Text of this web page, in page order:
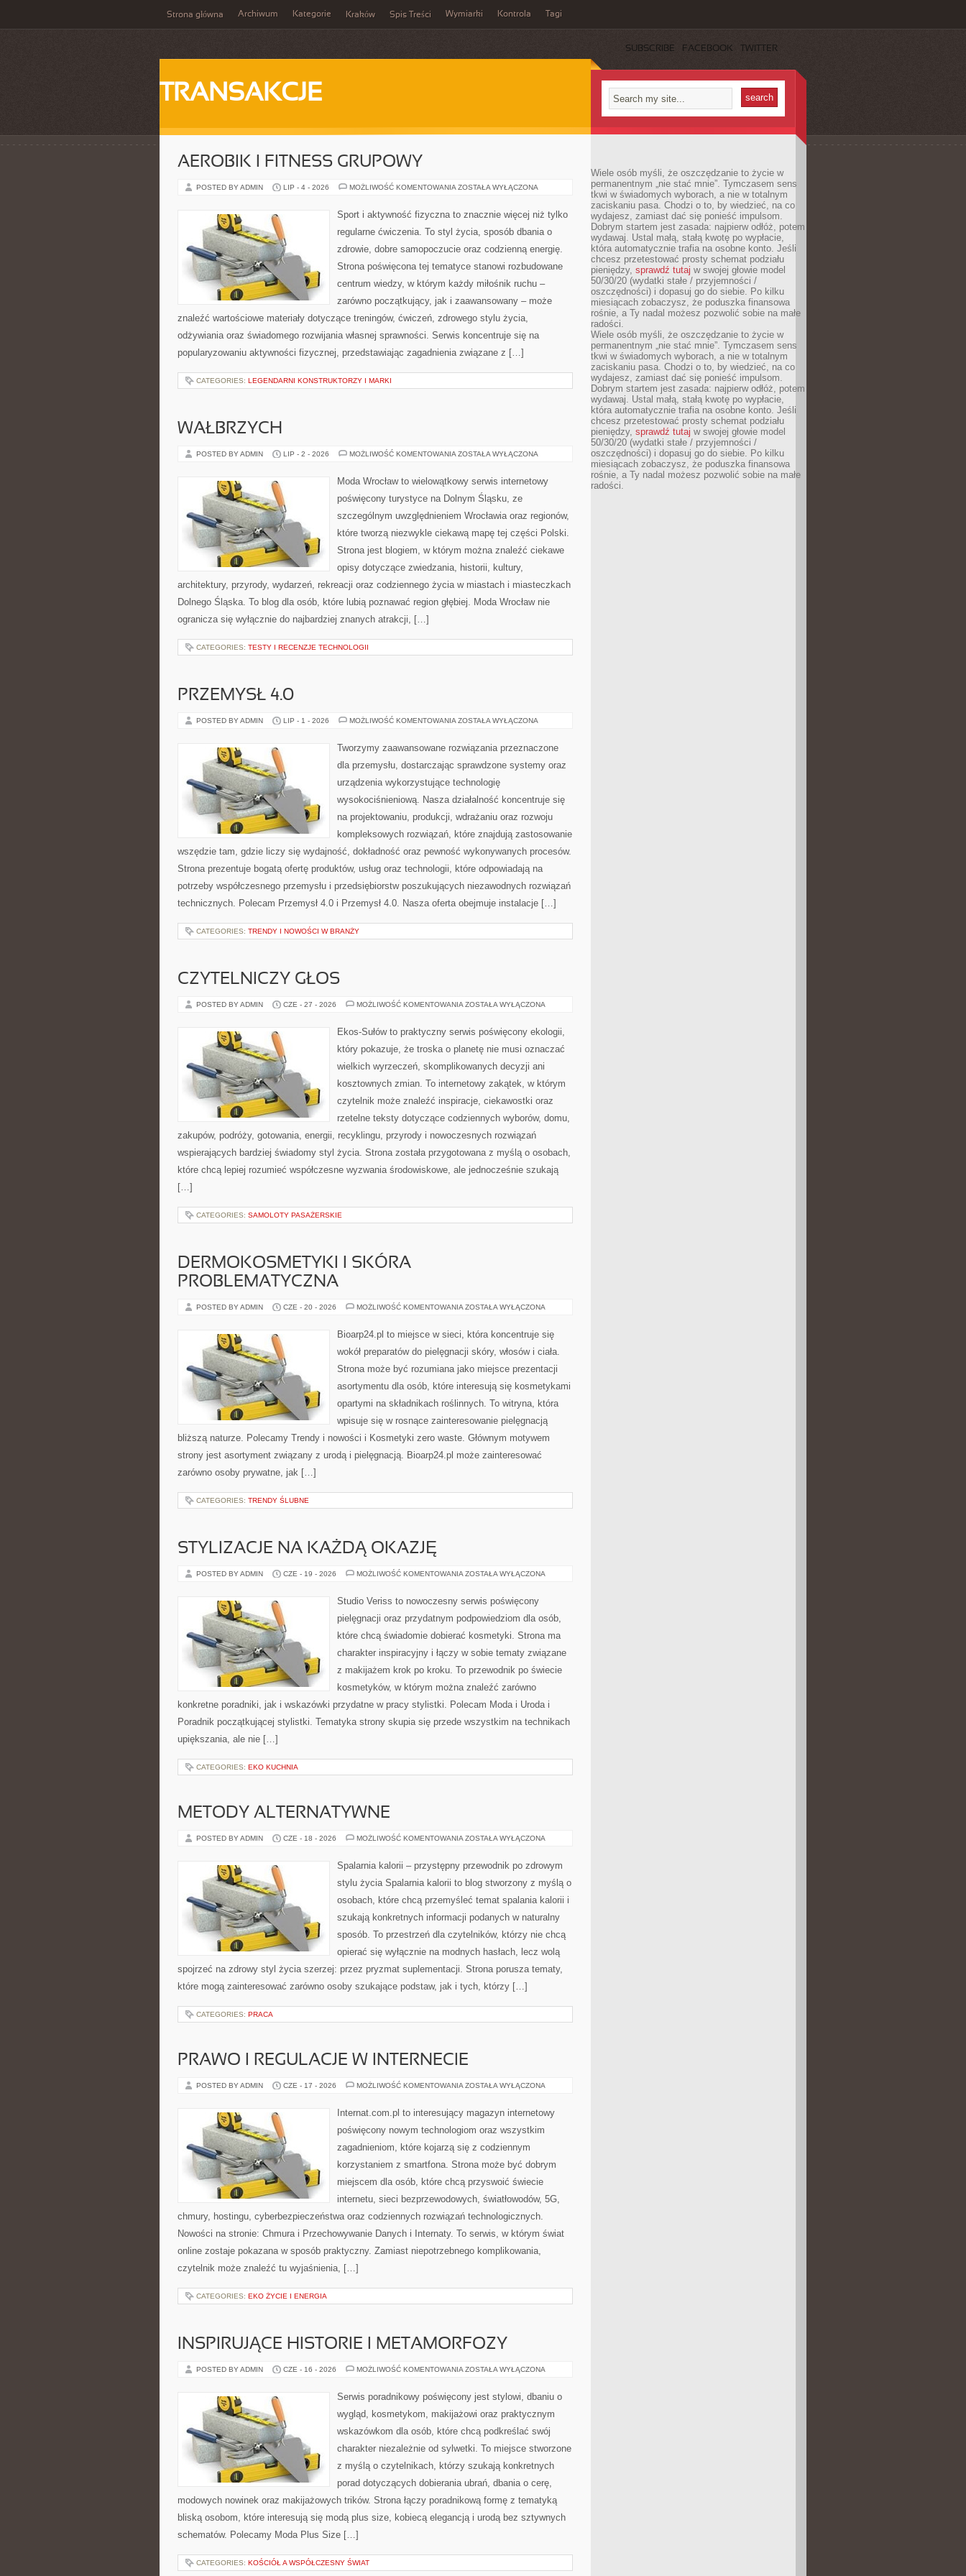
Strona główna Archiwum Kategorie Kraków Spis Treści Wymiarki Kontrola Tagi
SUBSCRIBE FACEBOOK TWITTER
TRANSAKCJE
AEROBIK I FITNESS GRUPOWY
POSTED BY ADMIN LIP - 4 - 2026 MOŻLIWOŚĆ KOMENTOWANIA AEROBIK
GRUPOWY
ZOSTAŁA WYŁĄCZONA
Sport i aktywność fizyczna to znacznie więcej niż tylko
regularne ćwiczenia. To styl życia, sposób dbania o
zdrowie, dobre samopoczucie oraz codzienną energię.
Strona poświęcona tej tematyce stanowi rozbudowane
centrum wiedzy, w którym każdy miłośnik ruchu –
zarówno początkujący, jak i zaawansowany – może
znaleźć wartościowe materiały dotyczące treningów, ćwiczeń, zdrowego stylu życia,
odżywiania oraz świadomego rozwijania własnej sprawności. Serwis koncentruje się na
popularyzowaniu aktywności fizycznej, przedstawiając zagadnienia związane z […]
CATEGORIES: LEGENDARNI KONSTRUKTORZY I MARKI
WAŁBRZYCH
POSTED BY ADMIN LIP - 2 - 2026 MOŻLIWOŚĆ KOMENTOWANIA WAŁBRZYCH
ZOSTAŁA WYŁĄCZONA
Moda Wrocław to wielowątkowy serwis internetowy
poświęcony turystyce na Dolnym Śląsku, ze
szczególnym uwzględnieniem Wrocławia oraz regionów,
które tworzą niezwykle ciekawą mapę tej części Polski.
Strona jest blogiem, w którym można znaleźć ciekawe
opisy dotyczące zwiedzania, historii, kultury,
architektury, przyrody, wydarzeń, rekreacji oraz codziennego życia w miastach i miasteczkach
Dolnego Śląska. To blog dla osób, które lubią poznawać region głębiej. Moda Wrocław nie
ogranicza się wyłącznie do najbardziej znanych atrakcji, […]
CATEGORIES: TESTY I RECENZJE TECHNOLOGII
PRZEMYSŁ 4.0
POSTED BY ADMIN LIP - 1 - 2026 MOŻLIWOŚĆ KOMENTOWANIA PRZEMYSŁ
ZOSTAŁA WYŁĄCZONA
Tworzymy zaawansowane rozwiązania przeznaczone
dla przemysłu, dostarczając sprawdzone systemy oraz
urządzenia wykorzystujące technologię
wysokociśnieniową. Nasza działalność koncentruje się
na projektowaniu, produkcji, wdrażaniu oraz rozwoju
kompleksowych rozwiązań, które znajdują zastosowanie
wszędzie tam, gdzie liczy się wydajność, dokładność oraz pewność wykonywanych procesów.
Strona prezentuje bogatą ofertę produktów, usług oraz technologii, które odpowiadają na
potrzeby współczesnego przemysłu i przedsiębiorstw poszukujących niezawodnych rozwiązań
technicznych. Polecam Przemysł 4.0 i Przemysł 4.0. Nasza oferta obejmuje instalacje […]
CATEGORIES: TRENDY I NOWOŚCI W BRANŻY
CZYTELNICZY GŁOS
POSTED BY ADMIN CZE - 27 - 2026 MOŻLIWOŚĆ KOMENTOWANIA CZYTELNICZY
ZOSTAŁA WYŁĄCZONA
Ekos-Sułów to praktyczny serwis poświęcony ekologii,
który pokazuje, że troska o planetę nie musi oznaczać
wielkich wyrzeczeń, skomplikowanych decyzji ani
kosztownych zmian. To internetowy zakątek, w którym
czytelnik może znaleźć inspiracje, ciekawostki oraz
rzetelne teksty dotyczące codziennych wyborów, domu,
zakupów, podróży, gotowania, energii, recyklingu, przyrody i nowoczesnych rozwiązań
wspierających bardziej świadomy styl życia. Strona została przygotowana z myślą o osobach,
które chcą lepiej rozumieć współczesne wyzwania środowiskowe, ale jednocześnie szukają
[…]
CATEGORIES: SAMOLOTY PASAŻERSKIE
DERMOKOSMETYKI I SKÓRA
PROBLEMATYCZNA
POSTED BY ADMIN CZE - 20 - 2026 MOŻLIWOŚĆ KOMENTOWANIA DERMOKOSMETYKI
PROBLEMATYCZNA
ZOSTAŁA WYŁĄCZONA
Bioarp24.pl to miejsce w sieci, która koncentruje się
wokół preparatów do pielęgnacji skóry, włosów i ciała.
Strona może być rozumiana jako miejsce prezentacji
asortymentu dla osób, które interesują się kosmetykami
opartymi na składnikach roślinnych. To witryna, która
wpisuje się w rosnące zainteresowanie pielęgnacją
bliższą naturze. Polecamy Trendy i nowości i Kosmetyki zero waste. Głównym motywem
strony jest asortyment związany z urodą i pielęgnacją. Bioarp24.pl może zainteresować
zarówno osoby prywatne, jak […]
CATEGORIES: TRENDY ŚLUBNE
STYLIZACJE NA KAŻDĄ OKAZJĘ
POSTED BY ADMIN CZE - 19 - 2026 MOŻLIWOŚĆ KOMENTOWANIA STYLIZACJE
OKAZJĘ
ZOSTAŁA WYŁĄCZONA
Studio Veriss to nowoczesny serwis poświęcony
pielęgnacji oraz przydatnym podpowiedziom dla osób,
które chcą świadomie dobierać kosmetyki. Strona ma
charakter inspiracyjny i łączy w sobie tematy związane
z makijażem krok po kroku. To przewodnik po świecie
kosmetyków, w którym można znaleźć zarówno
konkretne poradniki, jak i wskazówki przydatne w pracy stylistki. Polecam Moda i Uroda i
Poradnik początkującej stylistki. Tematyka strony skupia się przede wszystkim na technikach
upiększania, ale nie […]
CATEGORIES: EKO KUCHNIA
METODY ALTERNATYWNE
POSTED BY ADMIN CZE - 18 - 2026 MOŻLIWOŚĆ KOMENTOWANIA METODY
ZOSTAŁA WYŁĄCZONA
Spalarnia kalorii – przystępny przewodnik po zdrowym
stylu życia Spalarnia kalorii to blog stworzony z myślą o
osobach, które chcą przemyśleć temat spalania kalorii i
szukają konkretnych informacji podanych w naturalny
sposób. To przestrzeń dla czytelników, którzy nie chcą
opierać się wyłącznie na modnych hasłach, lecz wolą
spojrzeć na zdrowy styl życia szerzej: przez pryzmat suplementacji. Strona porusza tematy,
które mogą zainteresować zarówno osoby szukające podstaw, jak i tych, którzy […]
CATEGORIES: PRACA
PRAWO I REGULACJE W INTERNECIE
POSTED BY ADMIN CZE - 17 - 2026 MOŻLIWOŚĆ KOMENTOWANIA PRAWO
INTERNECIE
ZOSTAŁA WYŁĄCZONA
Internat.com.pl to interesujący magazyn internetowy
poświęcony nowym technologiom oraz wszystkim
zagadnieniom, które kojarzą się z codziennym
korzystaniem z smartfona. Strona może być dobrym
miejscem dla osób, które chcą przyswoić świecie
internetu, sieci bezprzewodowych, światłowodów, 5G,
chmury, hostingu, cyberbezpieczeństwa oraz codziennych rozwiązań technologicznych.
Nowości na stronie: Chmura i Przechowywanie Danych i Internaty. To serwis, w którym świat
online zostaje pokazana w sposób praktyczny. Zamiast niepotrzebnego komplikowania,
czytelnik może znaleźć tu wyjaśnienia, […]
CATEGORIES: EKO ŻYCIE I ENERGIA
INSPIRUJĄCE HISTORIE I METAMORFOZY
POSTED BY ADMIN CZE - 16 - 2026 MOŻLIWOŚĆ KOMENTOWANIA INSPIRUJĄCE
METAMORFOZY
ZOSTAŁA WYŁĄCZONA
Serwis poradnikowy poświęcony jest stylowi, dbaniu o
wygląd, kosmetykom, makijażowi oraz praktycznym
wskazówkom dla osób, które chcą podkreślać swój
charakter niezależnie od sylwetki. To miejsce stworzone
z myślą o czytelnikach, którzy szukają konkretnych
porad dotyczących dobierania ubrań, dbania o cerę,
modowych nowinek oraz makijażowych trików. Strona łączy poradnikową formę z tematyką
bliską osobom, które interesują się modą plus size, kobiecą elegancją i urodą bez sztywnych
schematów. Polecamy Moda Plus Size […]
CATEGORIES: KOŚCIÓŁ A WSPÓŁCZESNY ŚWIAT
Wiele osób myśli, że oszczędzanie to życie w
permanentnym „nie stać mnie”. Tymczasem sens
tkwi w świadomych wyborach, a nie w totalnym
zaciskaniu pasa. Chodzi o to, by wiedzieć, na co
wydajesz, zamiast dać się ponieść impulsom.
Dobrym startem jest zasada: najpierw odłóż, potem
wydawaj. Ustal małą, stałą kwotę po wypłacie,
która automatycznie trafia na osobne konto. Jeśli
chcesz przetestować prosty schemat podziału
pieniędzy, sprawdź tutaj w swojej głowie model
50/30/20 (wydatki stałe / przyjemności /
oszczędności) i dopasuj go do siebie. Po kilku
miesiącach zobaczysz, że poduszka finansowa
rośnie, a Ty nadal możesz pozwolić sobie na małe
radości.
Wiele osób myśli, że oszczędzanie to życie w
permanentnym „nie stać mnie”. Tymczasem sens
tkwi w świadomych wyborach, a nie w totalnym
zaciskaniu pasa. Chodzi o to, by wiedzieć, na co
wydajesz, zamiast dać się ponieść impulsom.
Dobrym startem jest zasada: najpierw odłóż, potem
wydawaj. Ustal małą, stałą kwotę po wypłacie,
która automatycznie trafia na osobne konto. Jeśli
chcesz przetestować prosty schemat podziału
pieniędzy, sprawdź tutaj w swojej głowie model
50/30/20 (wydatki stałe / przyjemności /
oszczędności) i dopasuj go do siebie. Po kilku
miesiącach zobaczysz, że poduszka finansowa
rośnie, a Ty nadal możesz pozwolić sobie na małe
radości.